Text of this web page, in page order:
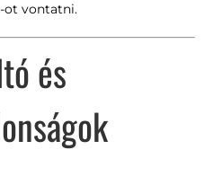
-ot vontatni.
és